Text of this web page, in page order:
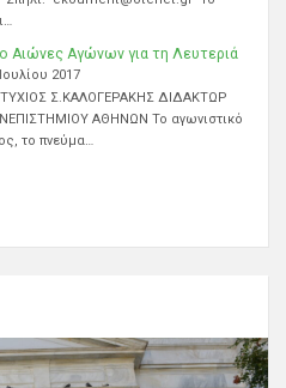
Αιώνες Αγώνων για τη Λευτεριά
2017
Σ.ΚΑΛΟΓΕΡΑΚΗΣ ΔΙΔΑΚΤΩΡ
ΑΘΗΝΩΝ Το αγωνιστικό
το πνεύμα…